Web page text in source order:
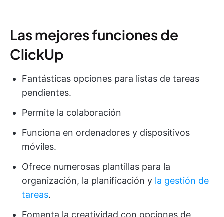
Las mejores funciones de
ClickUp
Fantásticas opciones para listas de tareas
pendientes.
Permite la colaboración
Funciona en ordenadores y dispositivos
móviles.
Ofrece numerosas plantillas para la
organización, la planificación y la gestión de
tareas.
Fomenta la creatividad con opciones de